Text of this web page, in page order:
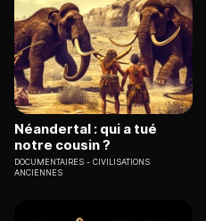
Néandertal : qui a tué
notre cousin ?
DOCUMENTAIRES
CIVILISATIONS
ANCIENNES